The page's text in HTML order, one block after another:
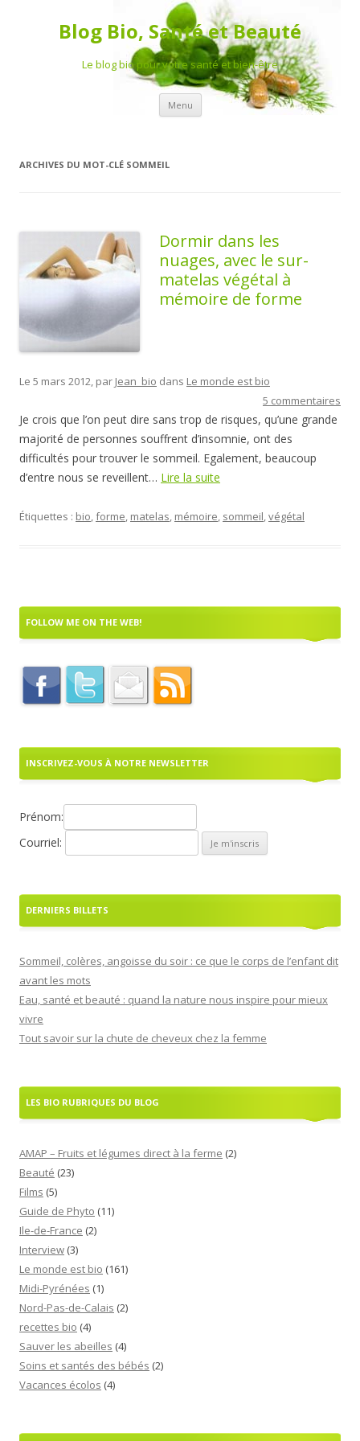
Blog Bio, Santé et Beauté
Le blog bio pour votre santé et bien-être
Menu Aller au contenu principal
ARCHIVES DU MOT-CLÉ SOMMEIL
Dormir dans les
nuages, avec le sur-
matelas végétal à
mémoire de forme
Le 5 mars 2012, par Jean_bio dans Le monde est bio
5 commentaires
Je crois que l’on peut dire sans trop de risques, qu’une grande
majorité de personnes souffrent d’insomnie, ont des
difficultés pour trouver le sommeil. Egalement, beaucoup
d’entre nous se reveillent… Lire la suite
Étiquettes : bio,forme, matelas, mémoire, sommeil,végétal
FOLLOW ME ON THE WEB!
INSCRIVEZ-VOUS À NOTRE NEWSLETTER
Prénom:
Courriel:
DERNIERS BILLETS
Sommeil, colères, angoisse du soir : ce que le corps de l’enfant dit
avant les mots
Eau, santé et beauté : quand la nature nous inspire pour mieux
vivre
Tout savoir sur la chute de cheveux chez la femme
LES BIO RUBRIQUES DU BLOG
AMAP – Fruits et légumes direct à la ferme (2)
Beauté (23)
Films (5)
Guide de Phyto (11)
Ile-de-France (2)
Interview (3)
Le monde est bio (161)
Midi-Pyrénées (1)
Nord-Pas-de-Calais (2)
recettes bio (4)
Sauver les abeilles (4)
Soins et santés des bébés (2)
Vacances écolos (4)